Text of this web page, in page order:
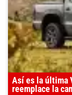
Así es la última
reemplace la